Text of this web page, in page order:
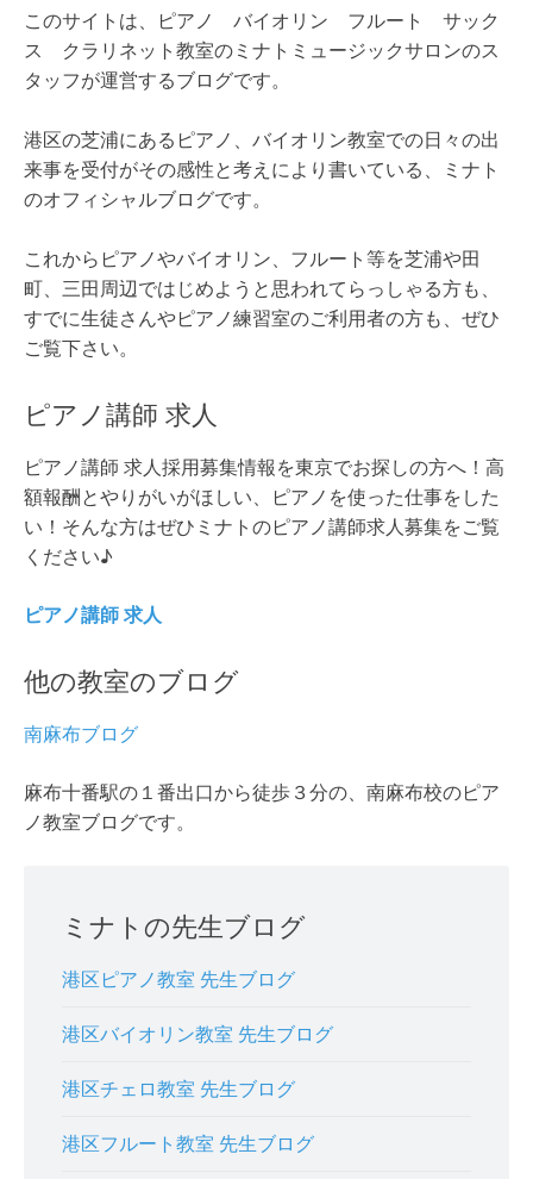
このサイトは、ピアノ バイオリン フルート サック
ス クラリネット教室のミナトミュージックサロンのス
タッフが運営するブログです。
港区の芝浦にあるピアノ、バイオリン教室での日々の出
来事を受付がその感性と考えにより書いている、ミナト
のオフィシャルブログです。
これからピアノやバイオリン、フルート等を芝浦や田
町、三田周辺ではじめようと思われてらっしゃる方も、
すでに生徒さんやピアノ練習室のご利用者の方も、ぜひ
ご覧下さい。
ピアノ講師 求人
ピアノ講師 求人採用募集情報を東京でお探しの方へ！高
額報酬とやりがいがほしい、ピアノを使った仕事をした
い！そんな方はぜひミナトのピアノ講師求人募集をご覧
ください♪
ピアノ講師 求人
他の教室のブログ
南麻布ブログ
麻布十番駅の１番出口から徒歩３分の、南麻布校のピア
ノ教室ブログです。
ミナトの先生ブログ
港区ピアノ教室 先生ブログ
港区バイオリン教室 先生ブログ
港区チェロ教室 先生ブログ
港区フルート教室 先生ブログ